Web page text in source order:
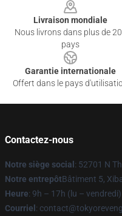
Livraison mondiale
Nous livrons dans plus de
pays
Garantie internationale
Offert dans le pays
Contactez-nous
Notre siège social : 52701 N
Notre entrepôtBâtiment 5,
Heure: 9h – 17h (lu – vendredi)
Courriel :